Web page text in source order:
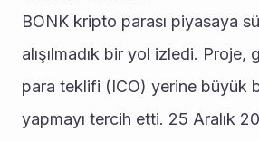
BONK kripto parası piyasaya
alışılmadık bir yol izledi. Proje,
para teklifi (ICO) yerine büyük
yapmayı tercih etti. 25 Aralık